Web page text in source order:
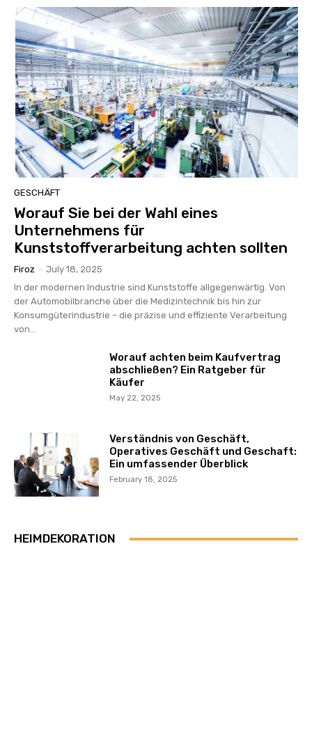
GESCHÄFT
Worauf Sie bei der Wahl eines
Unternehmens für
Kunststoffverarbeitung achten sollten
Firoz - July 18, 2025
In der modernen Industrie sind Kunststoffe allgegenwärtig. Von
der Automobilbranche über die Medizintechnik bis hin zur
Konsumgüterindustrie – die präzise und effiziente Verarbeitung
von...
Worauf achten beim Kaufvertrag
abschließen? Ein Ratgeber für
Käufer
May 22, 2025
Verständnis von Geschäft,
Operatives Geschäft und Geschaft:
Ein umfassender Überblick
February 18, 2025
HEIMDEKORATION